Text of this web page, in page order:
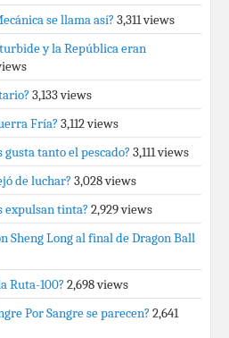
se llama así? 3,311 views
y la República eran
3,133 views
Fría? 3,112 views
gusta tanto el pescado? 3,111 views
de luchar? 3,028 views
expulsan tinta? 2,929 views
Sheng Long al final de Dragon Ball
Ruta-100? 2,698 views
Por Sangre se parecen? 2,641